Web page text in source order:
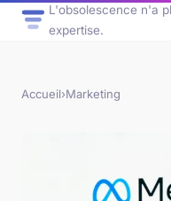
L'obsolescence n'a
expertise.
Accueil›Marketing